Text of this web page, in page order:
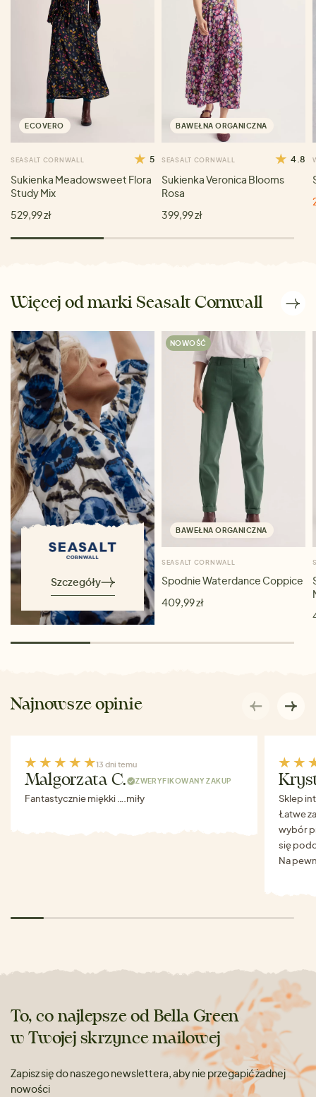
ECOVERO
SEASALT CORNWALL 5
Sukienka Meadowsweet Flora
Study Mix
529,99 zł
BAWEŁNA ORGANICZNA
SEASALT CORNWALL 4.8
Sukienka Veronica Blooms
Rosa
399,99 zł
Więcej od marki Seasalt Cornwall
Szczegóły
NOWOŚĆ
BAWEŁNA ORGANICZNA
SEASALT CORNWALL
Spodnie Waterdance Coppice
409,99 zł
Najnowsze opinie
13 dni temu
Malgorzata C. ZWERYFIKOWANY ZAKUP
Fantastycznie miękki ….miły
Sklep
Łatwe
wybór
się
Na
To, co najlepsze od Bella Green
w Twojej skrzynce mailowej
Zapisz się do naszego newslettera, aby nie przegapić żadnej
nowości